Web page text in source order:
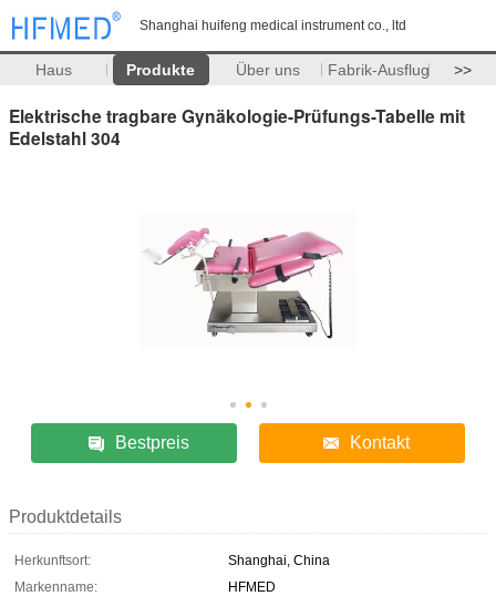
Shanghai huifeng medical instrument co., ltd
Haus Produkte Über uns Fabrik-Ausflug >>
Elektrische tragbare Gynäkologie-Prüfungs-Tabelle mit
Edelstahl 304
Bestpreis Kontakt
Produktdetails
Herkunftsort:
Shanghai, China
Markenname:
HFMED